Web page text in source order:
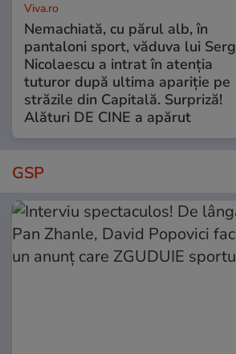
Viva.ro
Nemachiată, cu părul alb, în
pantaloni sport, văduva lui
Nicolaescu a intrat în atenția
tuturor după ultima apariție pe
străzile din Capitală. Surpriză!
Alături DE CINE a apărut
GSP